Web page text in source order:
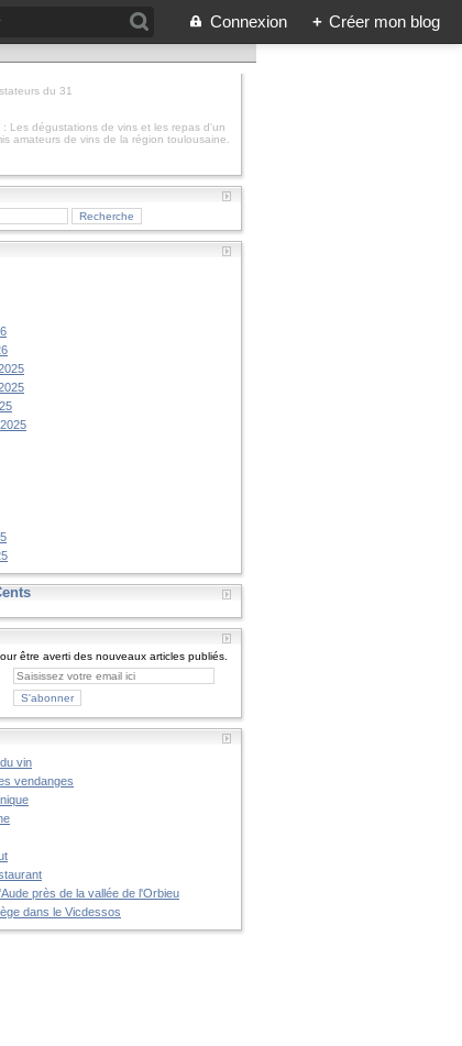
Connexion + Créer mon blog
du 31
: Les dégustations de vins et les repas d'un
amateurs de vins de la région toulousaine.
être averti des nouveaux articles publiés.
vin
vendanges
près de la vallée de l'Orbieu
dans le Vicdessos